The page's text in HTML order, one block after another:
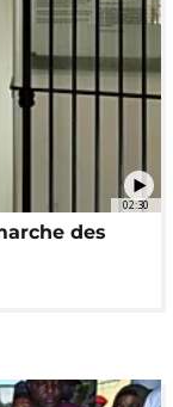
02:30
des